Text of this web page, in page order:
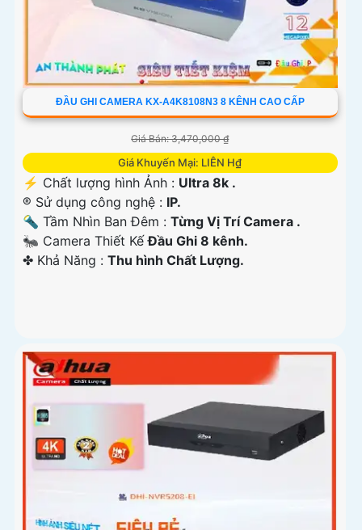
ĐẦU GHI CAMERA KX-A4K8108N3 8 KÊNH CAO CẤP
Giá Bán: 3,470,000 ₫
Giá Khuyến Mại: LIÊN H₫
️⚡ Chất lượng hình Ảnh : Ultra 8k .
®️ Sử dụng công nghệ : IP.
🔦 Tầm Nhìn Ban Đêm : Từng Vị Trí Camera .
🐜 Camera Thiết KếĐầu Ghi 8 kênh.
️✤ Khả Năng : Thu hình Chất Lượng.